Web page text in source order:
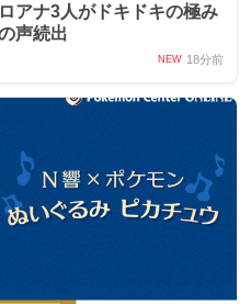
アナ3人がドキドキの極み
声続出
NEW 18分前